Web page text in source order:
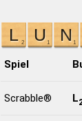
Spiel
Scrabble® L